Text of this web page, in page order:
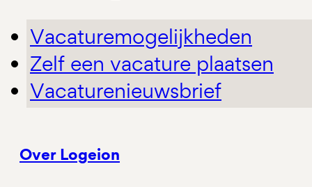
Vacaturemogelijkheden
Zelf een vacature plaatsen
Vacaturenieuwsbrief
Over Logeion